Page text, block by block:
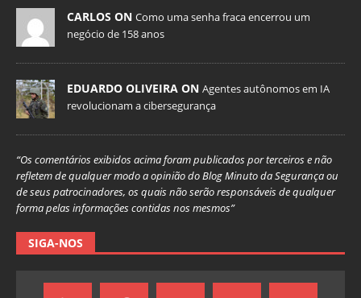
CARLOS ON Como uma senha fraca encerrou um
negócio de 158 anos
EDUARDO OLIVEIRA ON Agentes autônomos em IA
revolucionam a cibersegurança
“Os comentários exibidos acima foram publicados por terceiros e não
refletem de qualquer modo a opinião do Blog Minuto da Segurança ou
de seus patrocinadores, os quais não serão responsáveis de qualquer
forma pelas informações contidas nos mesmos”
SIGA-NOS